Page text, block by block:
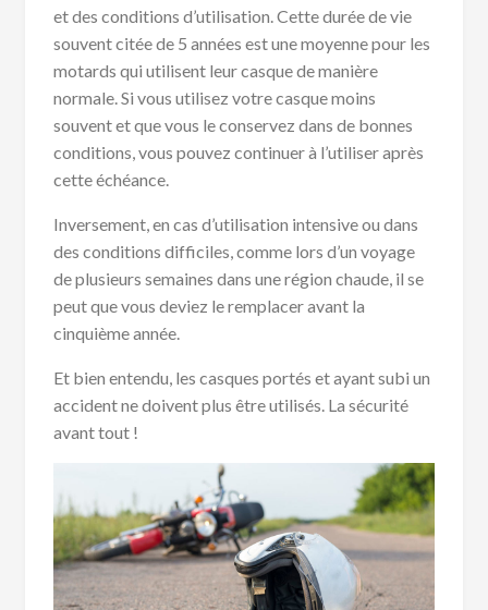
et des conditions d’utilisation. Cette durée de vie
souvent citée de 5 années est une moyenne pour les
motards qui utilisent leur casque de manière
normale. Si vous utilisez votre casque moins
souvent et que vous le conservez dans de bonnes
conditions, vous pouvez continuer à l’utiliser après
cette échéance.
Inversement, en cas d’utilisation intensive ou dans
des conditions difficiles, comme lors d’un voyage
de plusieurs semaines dans une région chaude, il se
peut que vous deviez le remplacer avant la
cinquième année.
Et bien entendu, les casques portés et ayant subi un
accident ne doivent plus être utilisés. La sécurité
avant tout !